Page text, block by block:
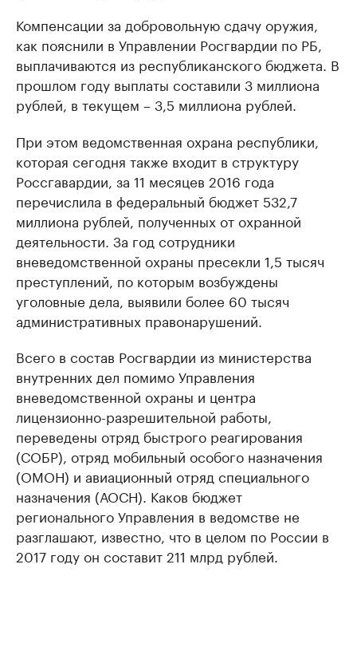
Компенсации за добровольную сдачу оружия,
как пояснили в Управлении Росгвардии по РБ,
выплачиваются из республиканского бюджета. В
прошлом году выплаты составили 3 миллиона
рублей, в текущем – 3,5 миллиона рублей.
При этом ведомственная охрана республики,
которая сегодня также входит в структуру
Россгавардии, за 11 месяцев 2016 года
перечислила в федеральный бюджет 532,7
миллиона рублей, полученных от охранной
деятельности. За год сотрудники
вневедомственной охраны пресекли 1,5 тысяч
преступлений, по которым возбуждены
уголовные дела, выявили более 60 тысяч
административных правонарушений.
Всего в состав Росгвардии из министерства
внутренних дел помимо Управления
вневедомственной охраны и центра
лицензионно-разрешительной работы,
переведены отряд быстрого реагирования
(СОБР), отряд мобильный особого назначения
(ОМОН) и авиационный отряд специального
назначения (АОСН). Каков бюджет
регионального Управления в ведомстве не
разглашают, известно, что в целом по России в
2017 году он составит 211 млрд рублей.